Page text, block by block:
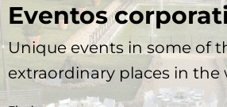
Eventos
Unique events in some of
extraordinary places in the